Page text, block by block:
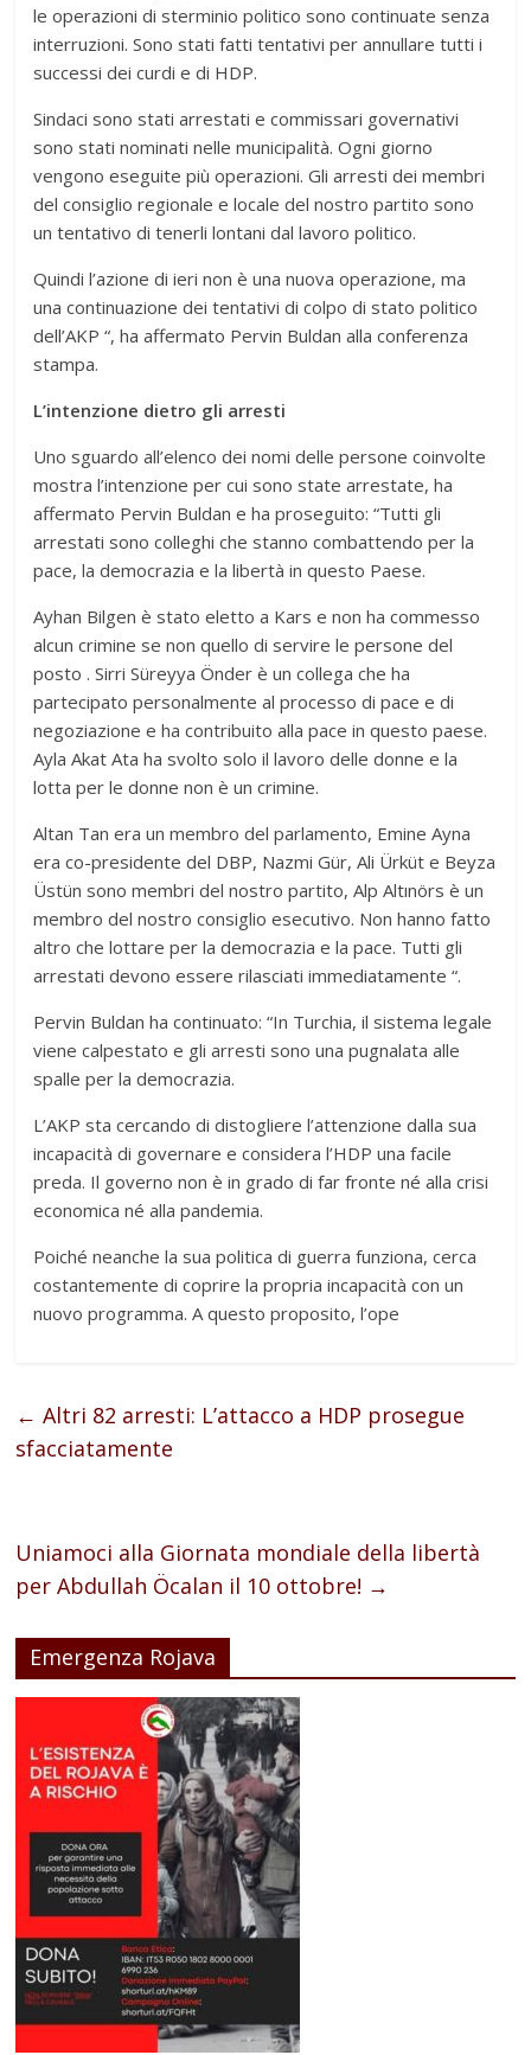
le operazioni di sterminio politico sono continuate senza
interruzioni. Sono stati fatti tentativi per annullare tutti i
successi dei curdi e di HDP.
Sindaci sono stati arrestati e commissari governativi
sono stati nominati nelle municipalità. Ogni giorno
vengono eseguite più operazioni. Gli arresti dei membri
del consiglio regionale e locale del nostro partito sono
un tentativo di tenerli lontani dal lavoro politico.
Quindi l’azione di ieri non è una nuova operazione, ma
una continuazione dei tentativi di colpo di stato politico
dell’AKP “, ha affermato Pervin Buldan alla conferenza
stampa.
L’intenzione dietro gli arresti
Uno sguardo all’elenco dei nomi delle persone coinvolte
mostra l’intenzione per cui sono state arrestate, ha
affermato Pervin Buldan e ha proseguito: “Tutti gli
arrestati sono colleghi che stanno combattendo per la
pace, la democrazia e la libertà in questo Paese.
Ayhan Bilgen è stato eletto a Kars e non ha commesso
alcun crimine se non quello di servire le persone del
posto . Sirri Süreyya Önder è un collega che ha
partecipato personalmente al processo di pace e di
negoziazione e ha contribuito alla pace in questo paese.
Ayla Akat Ata ha svolto solo il lavoro delle donne e la
lotta per le donne non è un crimine.
Altan Tan era un membro del parlamento, Emine Ayna
era co-presidente del DBP, Nazmi Gür, Ali Ürküt e Beyza
Üstün sono membri del nostro partito, Alp Altınörs è un
membro del nostro consiglio esecutivo. Non hanno fatto
altro che lottare per la democrazia e la pace. Tutti gli
arrestati devono essere rilasciati immediatamente “.
Pervin Buldan ha continuato: “In Turchia, il sistema legale
viene calpestato e gli arresti sono una pugnalata alle
spalle per la democrazia.
L’AKP sta cercando di distogliere l’attenzione dalla sua
incapacità di governare e considera l’HDP una facile
preda. Il governo non è in grado di far fronte né alla crisi
economica né alla pandemia.
Poiché neanche la sua politica di guerra funziona, cerca
costantemente di coprire la propria incapacità con un
nuovo programma. A questo proposito, l’ope
← Altri 82 arresti: L’attacco a HDP prosegue
sfacciatamente
Uniamoci alla Giornata mondiale della libertà
per Abdullah Öcalan il 10 ottobre! →
Emergenza Rojava